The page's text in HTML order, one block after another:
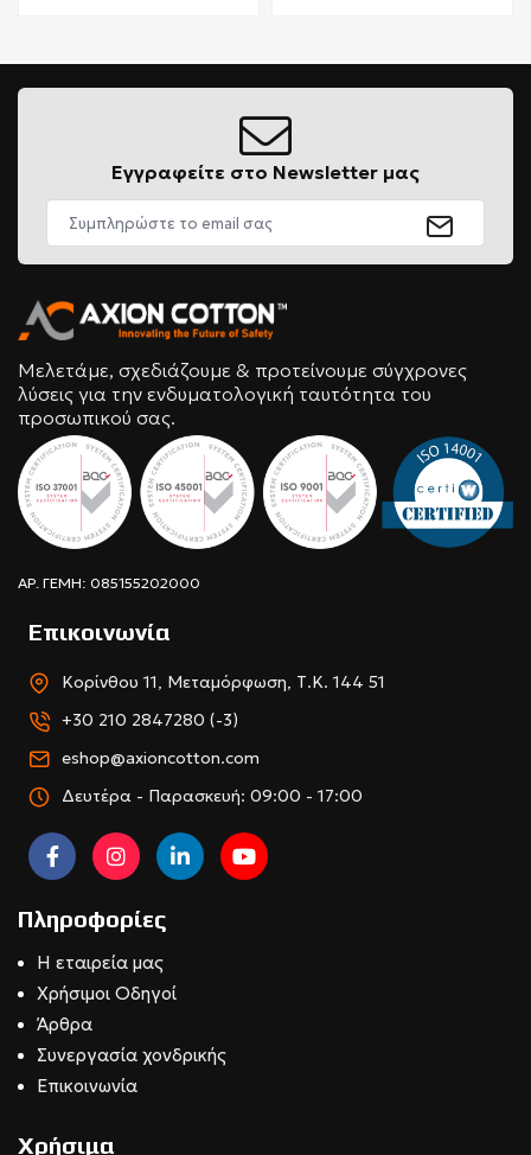
Εγγραφείτε στο Newsletter μας
Μελετάμε, σχεδιάζουμε & προτείνουμε σύγχρονες
λύσεις για την ενδυματολογική ταυτότητα του
προσωπικού σας.
ΑΡ. ΓΕΜΗ: 085155202000
Επικοινωνία
Κορίνθου 11, Μεταμόρφωση, Τ.Κ. 144 51
+30 210 2847280 (-3)
eshop@axioncotton.com
Δευτέρα - Παρασκευή: 09:00 - 17:00
Πληροφορίες
Η εταιρεία μας
Χρήσιμοι Οδηγοί
Άρθρα
Συνεργασία χονδρικής
Επικοινωνία
Χρήσιμα